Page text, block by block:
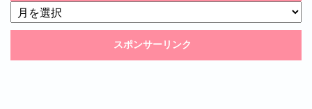
CALENDAR
スポンサーリンク